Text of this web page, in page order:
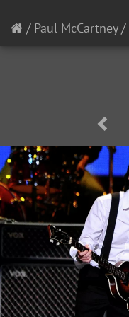
/ Paul McCartney/